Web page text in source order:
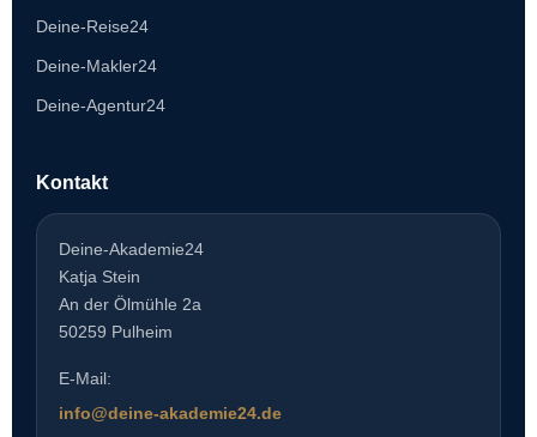
Deine-Reise24
Deine-Makler24
Deine-Agentur24
Kontakt
Deine-Akademie24
Katja Stein
An der Ölmühle 2a
50259 Pulheim
E-Mail:
info@deine-akademie24.de